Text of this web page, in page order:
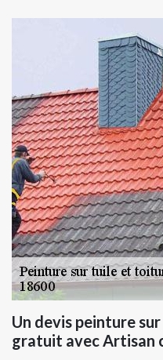
Un devis peinture
gratuit avec Artisan